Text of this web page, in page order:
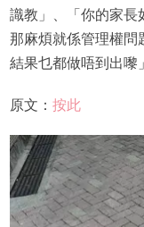
識教」、「你的家長
那麻煩就係管理權問
結果乜都做唔到出嚟」
原文： 按此